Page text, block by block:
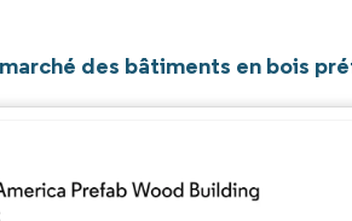
des bâtiments en bois